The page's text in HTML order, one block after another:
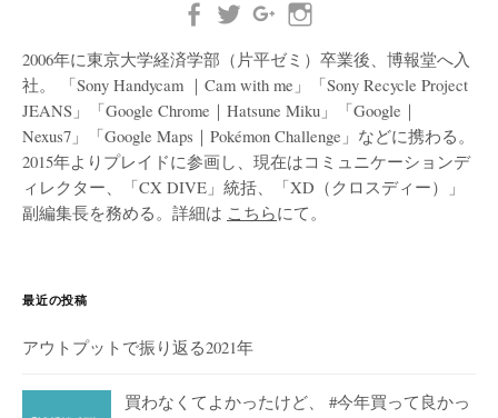
2006年に東京大学経済学部（片平ゼミ）卒業後、博報堂へ入
社。 「Sony Handycam ｜Cam with me」「Sony Recycle Project
JEANS」「Google Chrome｜Hatsune Miku」「Google｜
Nexus7」「Google Maps｜Pokémon Challenge」などに携わる。
2015年よりプレイドに参画し、現在はコミュニケーションデ
ィレクター、「CX DIVE」統括、「XD（クロスディー）」
副編集長を務める。詳細は こちらにて。
最近の投稿
アウトプットで振り返る2021年
買わなくてよかったけど、 #今年買って良かっ